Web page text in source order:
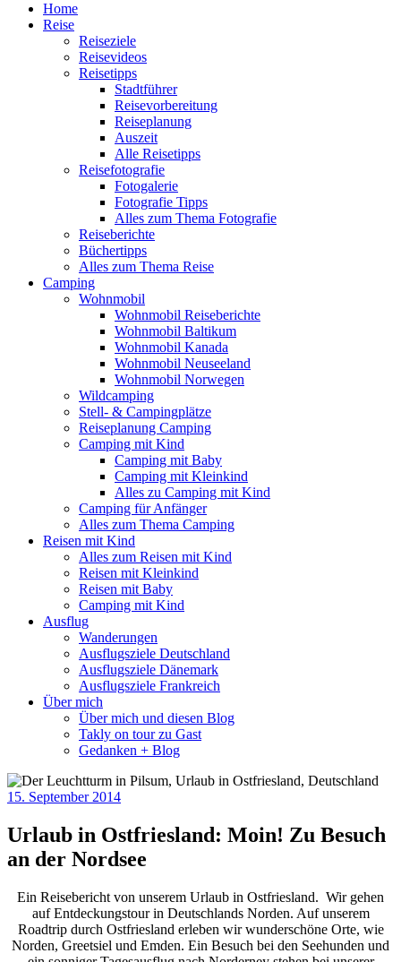
Home
Reise
Reiseziele
Reisevideos
Reisetipps
Stadtführer
Reisevorbereitung
Reiseplanung
Auszeit
Alle Reisetipps
Reisefotografie
Fotogalerie
Fotografie Tipps
Alles zum Thema Fotografie
Reiseberichte
Büchertipps
Alles zum Thema Reise
Camping
Wohnmobil
Wohnmobil Reiseberichte
Wohnmobil Baltikum
Wohnmobil Kanada
Wohnmobil Neuseeland
Wohnmobil Norwegen
Wildcamping
Stell- & Campingplätze
Reiseplanung Camping
Camping mit Kind
Camping mit Baby
Camping mit Kleinkind
Alles zu Camping mit Kind
Camping für Anfänger
Alles zum Thema Camping
Reisen mit Kind
Alles zum Reisen mit Kind
Reisen mit Kleinkind
Reisen mit Baby
Camping mit Kind
Ausflug
Wanderungen
Ausflugsziele Deutschland
Ausflugsziele Dänemark
Ausflugsziele Frankreich
Über mich
Über mich und diesen Blog
Takly on tour zu Gast
Gedanken + Blog
15. September 2014
Urlaub in Ostfriesland: Moin! Zu Besuch
an der Nordsee
Ein Reisebericht von unserem Urlaub in Ostfriesland. Wir gehen
auf Entdeckungstour in Deutschlands Norden. Auf unserem
Roadtrip durch Ostfriesland erleben wir wunderschöne Orte, wie
Norden, Greetsiel und Emden. Ein Besuch bei den Seehunden und